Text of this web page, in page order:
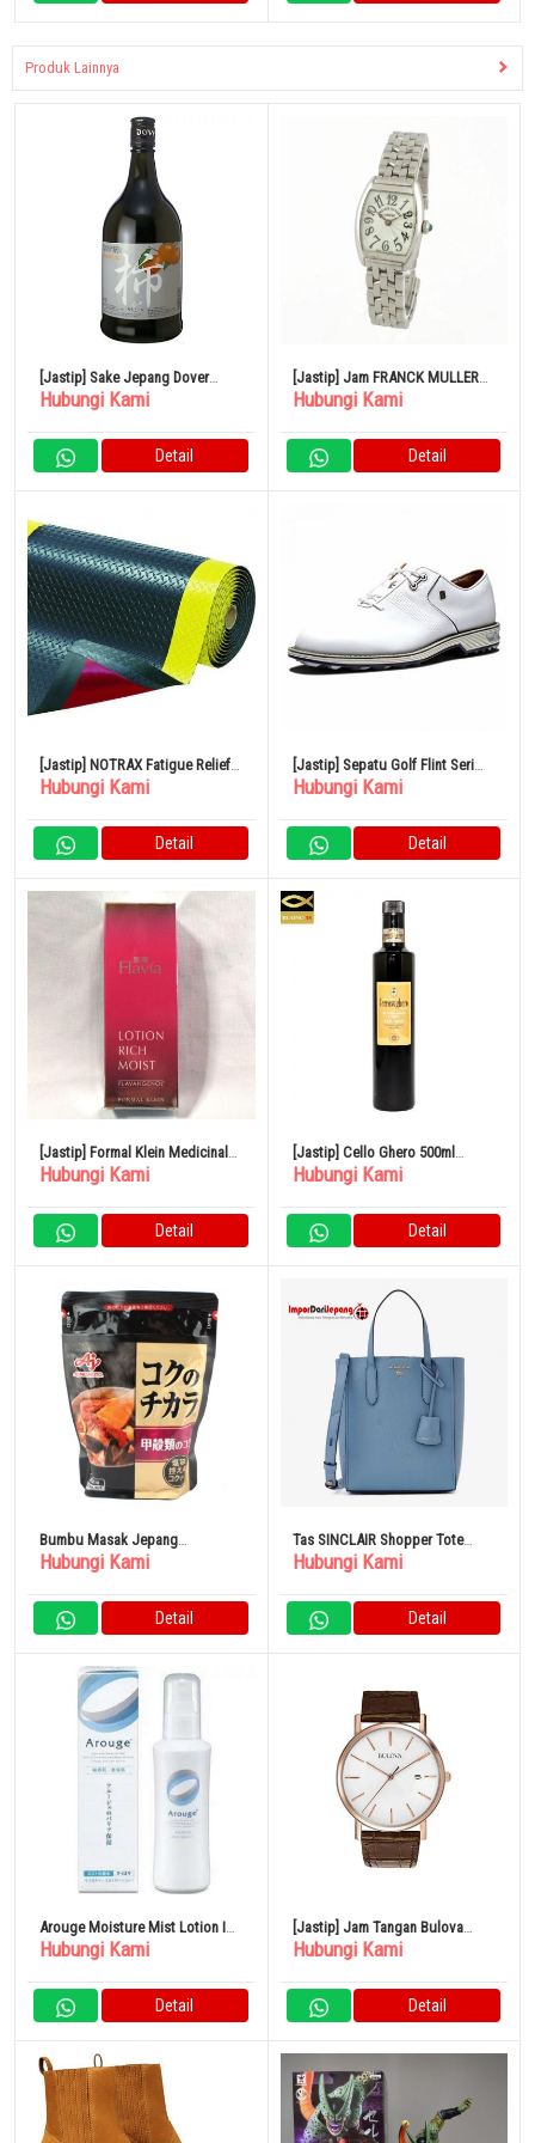
Produk Lainnya
[Jastip] Sake Jepang Dover
Kesemek 20/700
Hubungi Kami
Detail
[Jastip] Jam FRANCK MULLER
Tono Curvex Intermedia 2251QZ
Hubungi Kami
Detail
[Jastip] NOTRAX Fatigue Relief
Mat Cushion Tracks
Hubungi Kami
Detail
[Jastip] Sepatu Golf Flint Seri
Premier Pria FootJoy Putih 9
Hubungi Kami
Detail
[Jastip] Formal Klein Medicinal
Flavia Lotion Rich Moist 01 80ml
Hubungi Kami
Detail
[Jastip] Cello Ghero 500ml
Minyak Zaitun Extra Virgin Bijian
Hubungi Kami
Detail
Bumbu Masak Jepang
Ajinomoto “Koku no Chikara”
Hubungi Kami
Detail
Tas SINCLAIR Shopper Tote
Small/Michael Kors
Hubungi Kami
Detail
Arouge Moisture Mist Lotion I
Menyegarkan 150ML
Hubungi Kami
Detail
[Jastip] Jam Tangan Bulova
Watch BULOVA 98H51
Hubungi Kami
Detail